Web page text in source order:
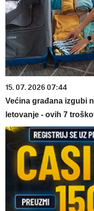
15. 07. 2026 07:44
Većina građana izgubi
letovanje - ovih 7